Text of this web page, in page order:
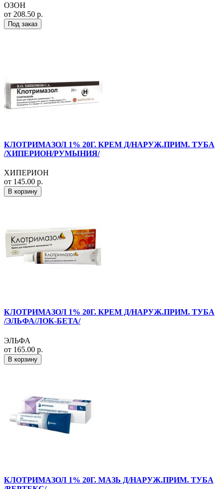
ОЗОН
от 208.50 р.
Под заказ
КЛОТРИМАЗОЛ 1% 20Г. КРЕМ Д/НАРУЖ.ПРИМ. ТУБА
/ХИПЕРИОН/РУМЫНИЯ/
ХИПЕРИОН
от 145.00 р.
В корзину
КЛОТРИМАЗОЛ 1% 20Г. КРЕМ Д/НАРУЖ.ПРИМ. ТУБА
/ЭЛЬФА/ЛОК-БЕТА/
ЭЛЬФА
от 165.00 р.
В корзину
КЛОТРИМАЗОЛ 1% 20Г. МАЗЬ Д/НАРУЖ.ПРИМ. ТУБА